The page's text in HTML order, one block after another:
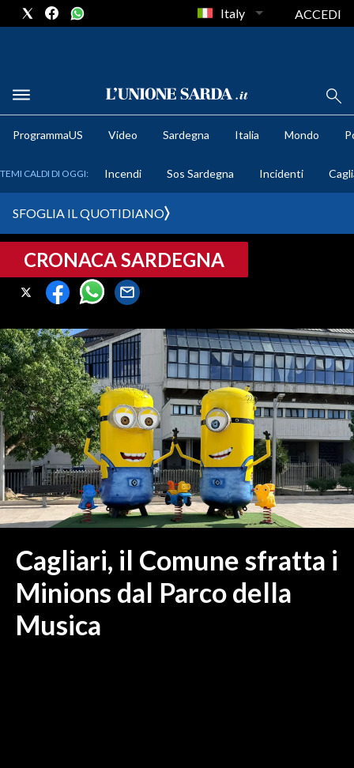
METEO
CRONACA SARDEGNA
CAGLIARI
SULCIS IGLESIENTE
MEDIO CAMPIDANO
ORISTANO E PROVINCIA
SASSARI E PROVINCIA
GALLURA
NUORO E PROVINCIA
OGLIASTRA
AGENDA
ITALIA
MONDO
POLITICA
Italy ACCEDI
ProgrammaUS Video Sardegna Italia Mondo
TEMI CALDI DI OGGI: Incendi Sos Sardegna Incidenti
SFOGLIA IL QUOTIDIANO
CRONACA SARDEGNA
Cagliari, il Comune sfratta i
Minions dal Parco della
Musica